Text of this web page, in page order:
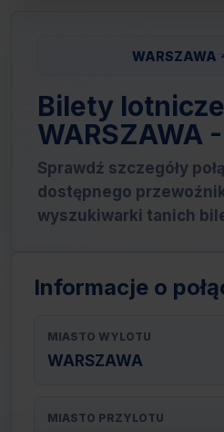
WARSZAWA
Bilety lotnicze
WARSZAWA
Sprawdź szczegóły
dostępnego
wyszukiwarki tanich
Informacje o
MIASTO WYLOTU
WARSZAWA
MIASTO PRZYLOTU